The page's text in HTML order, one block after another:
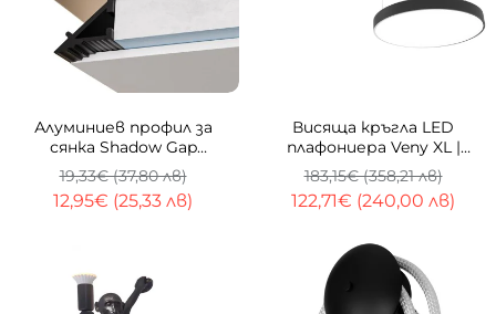
Алуминиев профил за
сянка Shadow Gap
Trimless | 70×60 мм |
Ефект плаващ таван | 1
метър
12,95€ (25,33 лв)
19,33€ (37,80 лв)
Висяща кръгла LED
плафониера Veny XL |
Ø80–120cm | 3000-4000K
122,71€ (240,00 лв)
183,15€ (358,21 лв)